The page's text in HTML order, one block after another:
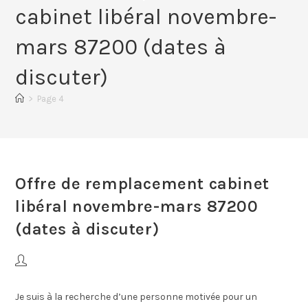
cabinet libéral novembre-
mars 87200 (dates à
discuter)
> Page 4
Offre de remplacement cabinet
libéral novembre-mars 87200
(dates à discuter)
Je suis à la recherche d’une personne motivée pour un